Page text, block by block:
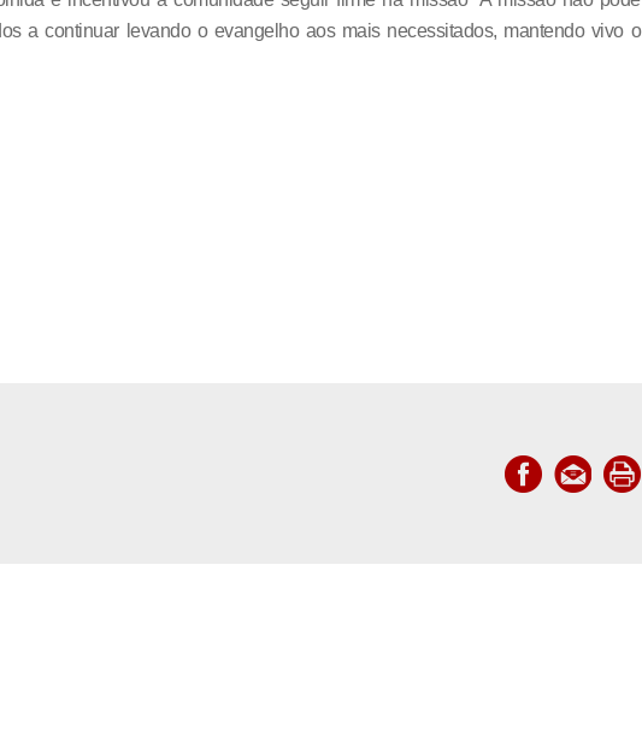
a continuar levando o evangelho aos mais necessitados, mantendo vivo o